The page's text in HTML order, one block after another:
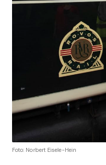
Foto: Norbert Eisele-Hein